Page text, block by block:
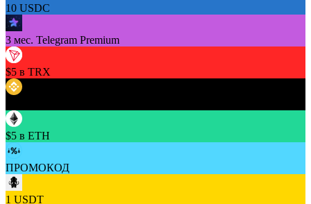
10 USDC
3 мес. Telegram Premium
$5 в TRX
$5 в ETH
ПРОМОКОД
1 USDT